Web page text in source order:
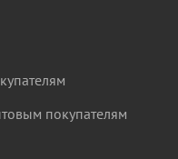
покупателям